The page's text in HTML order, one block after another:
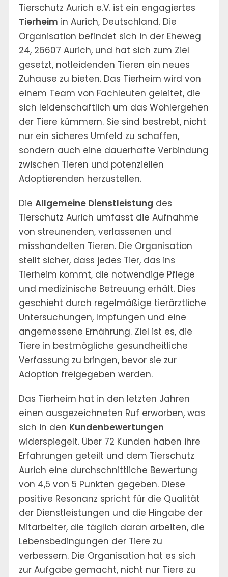
Tierschutz Aurich e.V. ist ein engagiertes
Tierheim in Aurich, Deutschland. Die
Organisation befindet sich in der Eheweg
24, 26607 Aurich, und hat sich zum Ziel
gesetzt, notleidenden Tieren ein neues
Zuhause zu bieten. Das Tierheim wird von
einem Team von Fachleuten geleitet, die
sich leidenschaftlich um das Wohlergehen
der Tiere kümmern. Sie sind bestrebt, nicht
nur ein sicheres Umfeld zu schaffen,
sondern auch eine dauerhafte Verbindung
zwischen Tieren und potenziellen
Adoptierenden herzustellen.
Die Allgemeine Dienstleistung des
Tierschutz Aurich umfasst die Aufnahme
von streunenden, verlassenen und
misshandelten Tieren. Die Organisation
stellt sicher, dass jedes Tier, das ins
Tierheim kommt, die notwendige Pflege
und medizinische Betreuung erhält. Dies
geschieht durch regelmäßige tierärztliche
Untersuchungen, Impfungen und eine
angemessene Ernährung. Ziel ist es, die
Tiere in bestmögliche gesundheitliche
Verfassung zu bringen, bevor sie zur
Adoption freigegeben werden.
Das Tierheim hat in den letzten Jahren
einen ausgezeichneten Ruf erworben, was
sich in den Kundenbewertungen
widerspiegelt. Über 72 Kunden haben ihre
Erfahrungen geteilt und dem Tierschutz
Aurich eine durchschnittliche Bewertung
von 4,5 von 5 Punkten gegeben. Diese
positive Resonanz spricht für die Qualität
der Dienstleistungen und die Hingabe der
Mitarbeiter, die täglich daran arbeiten, die
Lebensbedingungen der Tiere zu
verbessern. Die Organisation hat es sich
zur Aufgabe gemacht, nicht nur Tiere zu